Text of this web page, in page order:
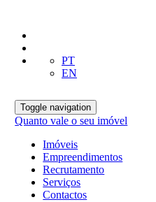
PT
EN
Toggle navigation
Quanto vale o seu imóvel
Imóveis
Empreendimentos
Recrutamento
Serviços
Contactos